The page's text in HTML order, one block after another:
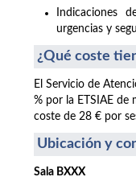
Indicaciones
urgencias y
¿Qué coste
El Servicio de
% por la ETSIAE de
coste de 28 € por
Ubicación y
Sala BXXX